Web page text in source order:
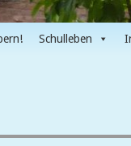
Schulleben